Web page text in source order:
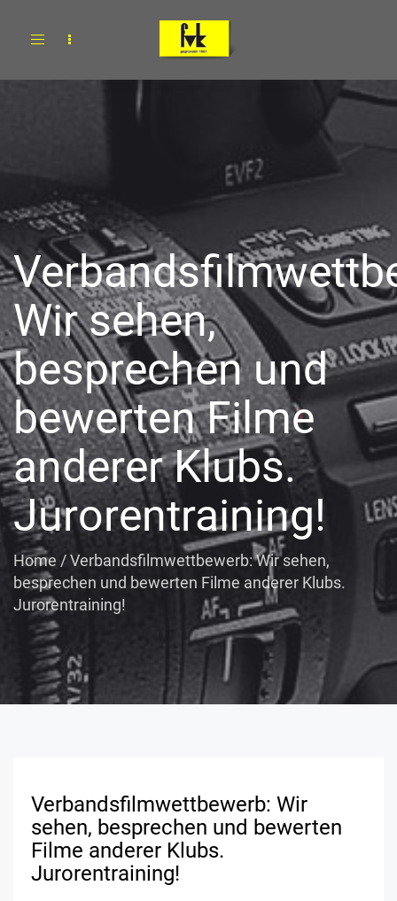
Toggle
Wir sehen,
besprechen und
bewerten Filme
anderer Klubs.
Jurorentraining!
Home /Verbandsfilmwettbewerb: Wir sehen,
besprechen und bewerten Filme anderer Klubs.
Jurorentraining!
Verbandsfilmwettbewerb: Wir
sehen, besprechen und bewerten
Filme anderer Klubs.
Jurorentraining!